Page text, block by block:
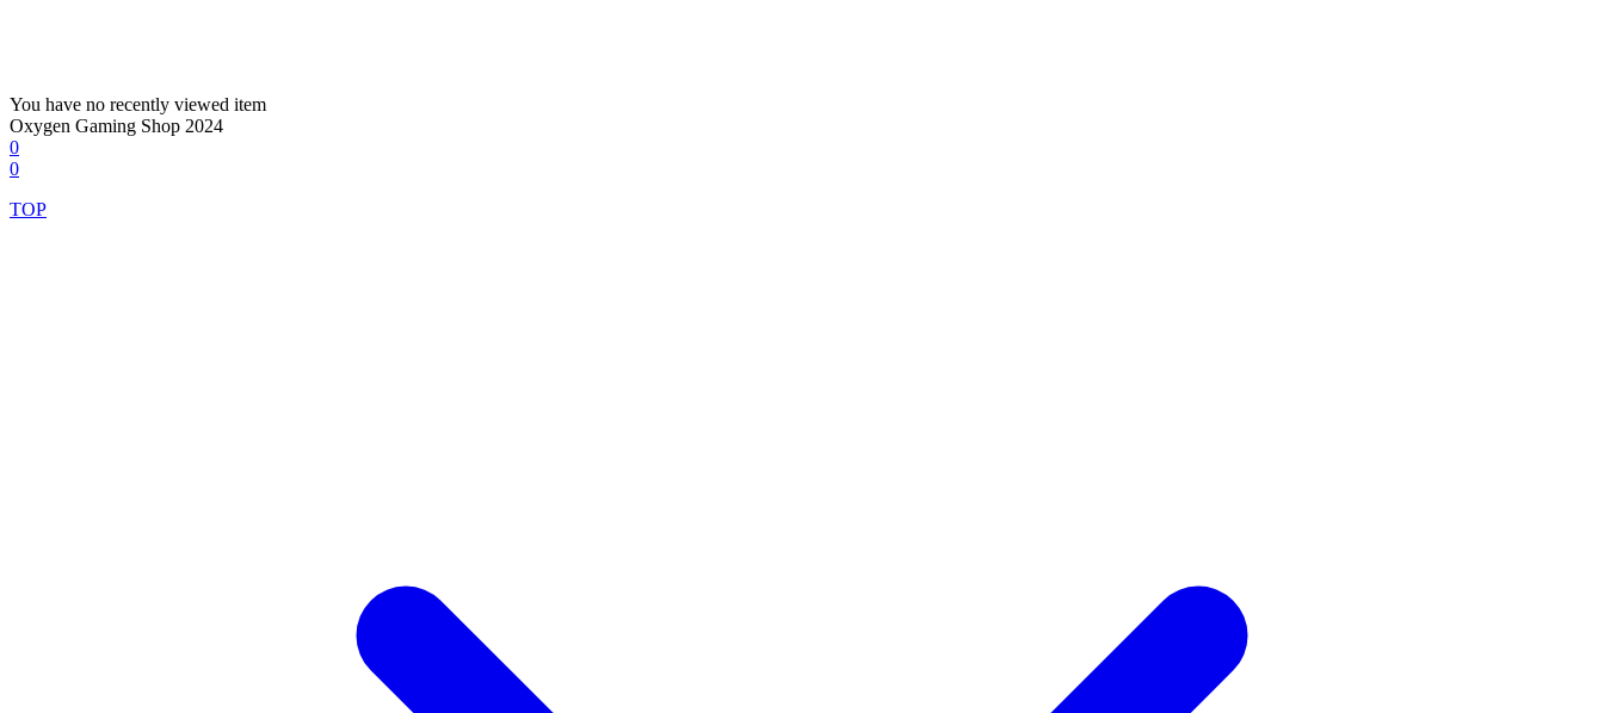
You have no recently viewed item
Oxygen Gaming Shop 2024
0
0
TOP